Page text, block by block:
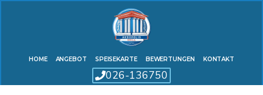
HOME ANGEBOT SPEISEKARTE BEWERTUNGEN KONTAKT
026-136750